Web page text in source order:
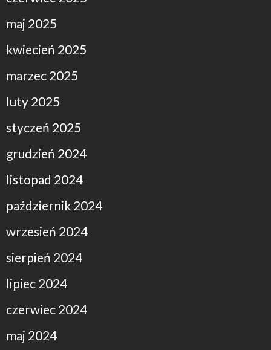
maj 2025
kwiecień 2025
marzec 2025
luty 2025
styczeń 2025
grudzień 2024
listopad 2024
październik 2024
wrzesień 2024
sierpień 2024
lipiec 2024
czerwiec 2024
maj 2024